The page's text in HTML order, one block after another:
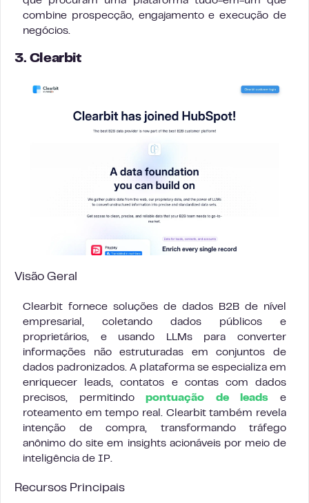
combine prospecção, engajamento e execução de
negócios.
3. Clearbit
Visão Geral
Clearbit fornece soluções de dados B2B de nível
empresarial, coletando dados públicos e
proprietários, e usando LLMs para converter
informações não estruturadas em conjuntos de
dados padronizados. A plataforma se especializa em
enriquecer leads, contatos e contas com dados
precisos, permitindopontuação de leads e
roteamento em tempo real. Clearbit também revela
intenção de compra, transformando tráfego
anônimo do site em insights acionáveis por meio de
inteligência de IP.
Recursos Principais